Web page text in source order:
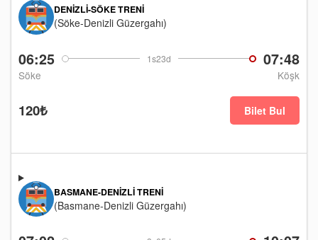
06:25 1s23d 07:48
Söke Köşk
DENIZLI-SÖKE TRENI
(Söke-Denizli Güzergahı)
120₺ Bilet Bul
BASMANE-DENIZLI TRENI
(Basmane-Denizli Güzergahı)